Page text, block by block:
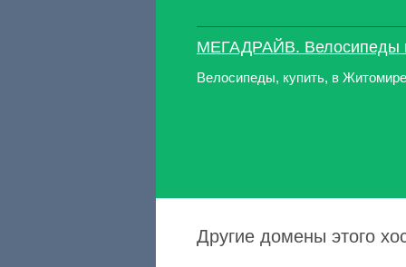
МЕГАДРАЙВ. Велосипеды
Велосипеды, купить, в Житомире
Другие домены этого